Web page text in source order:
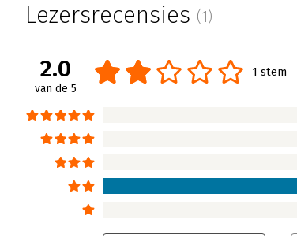
Lezersrecensies (1)
2.0
van de 5
1 stem